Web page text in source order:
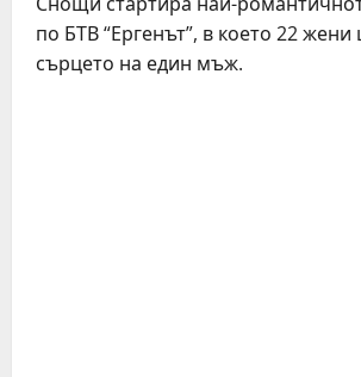
по БТВ “Ергенът”, в което 22
сърцето на един мъж.